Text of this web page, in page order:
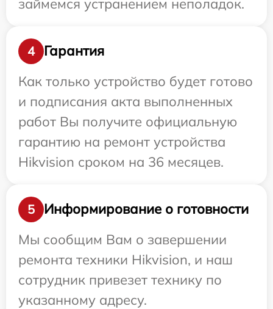
займемся устранением неполадок.
4
Гарантия
Как только устройство будет готово
и подписания акта выполненных
работ Вы получите официальную
гарантию на ремонт устройства
Hikvision сроком на 36 месяцев.
5
Информирование о готовности
Мы сообщим Вам о завершении
ремонта техники Hikvision, и наш
сотрудник привезет технику по
указанному адресу.